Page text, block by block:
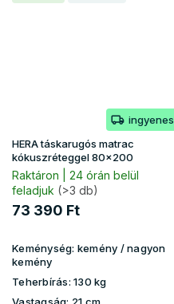
ingyenes
HERA táskarugós matrac
kókuszréteggel 80x200
Raktáron | 24 órán belül
feladjuk (>3 db)
73 390 Ft
Keménység: kemény / nagyon
kemény
Teherbírás: 130 kg